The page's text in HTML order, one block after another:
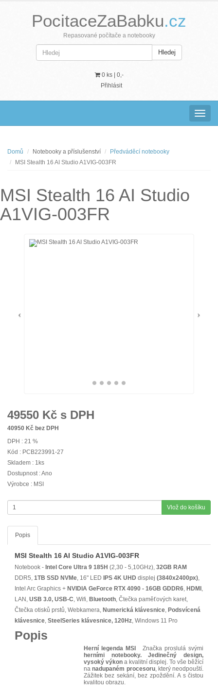
PocitaceZaBabku.cz
Repasované počítače a notebooky
Hledej
0 ks | 0,-
Přihlásit
Domů Notebooky a příslušenství
Předváděcí notebooky
MSI Stealth 16 AI Studio A1VIG-003FR
MSI Stealth 16 AI Studio
A1VIG-003FR
49550 Kč s DPH
40950 Kč bez DPH
DPH : 21 %
Kód : PCB223991-27
Skladem : 1ks
Dostupnost : Ano
Výrobce : MSI
Vlož do košíku
Popis
MSI Stealth 16 AI Studio A1VIG-003FR
Notebook - Intel Core Ultra 9 185H (2,30 - 5,10GHz), 32GB RAM
DDR5, 1TB SSD NVMe, 16" LED IPS 4K UHD displej (3840x2400px),
Intel Arc Graphics + NVIDIA GeForce RTX 4090 - 16GB GDDR6, HDMI ,
LAN, USB 3.0, USB-C, Wifi, Bluetooth, Čtečka paměťových karet,
Čtečka otisků prstů, Webkamera, Numerická klávesnice, Podsvícená
klávesnice, SteelSeries klávesnice, 120Hz, Windows 11 Pro
Popis
Herní legenda MSI
Značka proslulá svými
herními notebooky. Jedinečný design,
vysoký výkon a kvalitní displej. To vše běžící
nanadupaném procesoru, který neodpouští.
Zážitek bez sekání, bez zpoždění. A s čistou
kvalitou obrazu.